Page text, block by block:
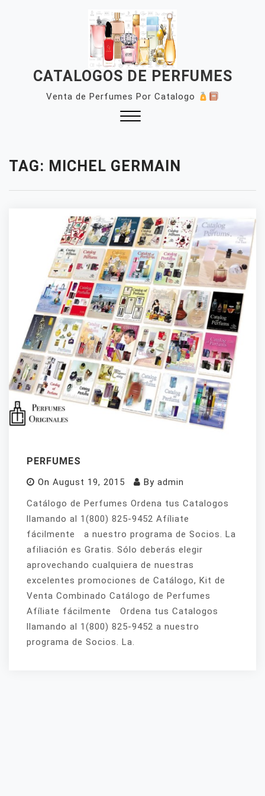
CATALOGOS DE PERFUMES
Venta de Perfumes Por Catalogo
TAG: MICHEL GERMAIN
PERFUMES
On August 19, 2015 By admin
Catálogo de Perfumes Ordena tus Catalogos
llamando al 1(800) 825-9452 Afíliate
fácilmente a nuestro programa de Socios. La
afiliación es Gratis. Sólo deberás elegir
aprovechando cualquiera de nuestras
excelentes promociones de Catálogo, Kit de
Venta Combinado Catálogo de Perfumes
Afíliate fácilmente Ordena tus Catalogos
llamando al 1(800) 825-9452 a nuestro
programa de Socios. La.